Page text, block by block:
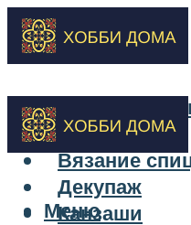
Вышивка
Вязание
Декупаж
Канзаши
Меню